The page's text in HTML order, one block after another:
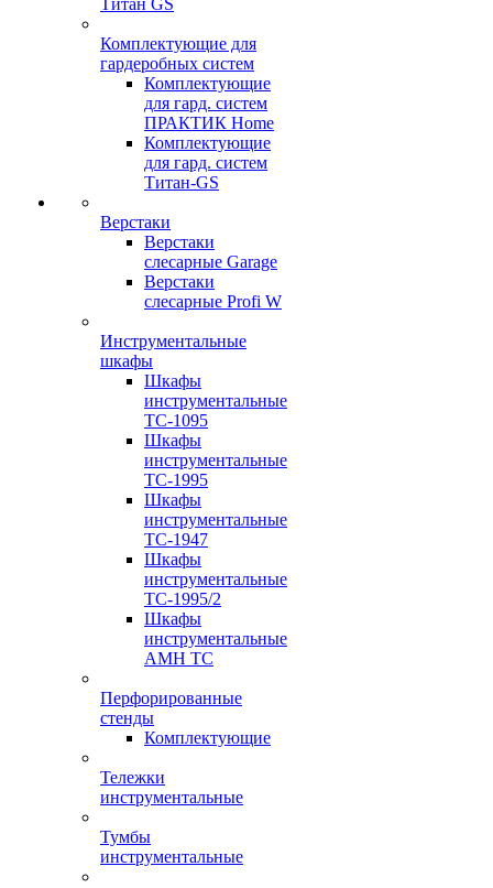
Титан GS
Комплектующие для
гардеробных систем
Комплектующие
для гард. систем
ПРАКТИК Home
Комплектующие
для гард. систем
Титан-GS
Верстаки
Верстаки
слесарные Garage
Верстаки
слесарные Profi W
Инструментальные
шкафы
Шкафы
инструментальные
TC-1095
Шкафы
инструментальные
TC-1995
Шкафы
инструментальные
TC-1947
Шкафы
инструментальные
TC-1995/2
Шкафы
инструментальные
AMH TC
Перфорированные
стенды
Комплектующие
Тележки
инструментальные
Тумбы
инструментальные